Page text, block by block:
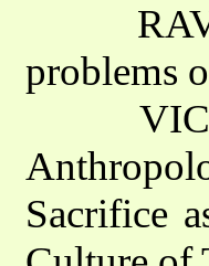
problems
Sacrifice